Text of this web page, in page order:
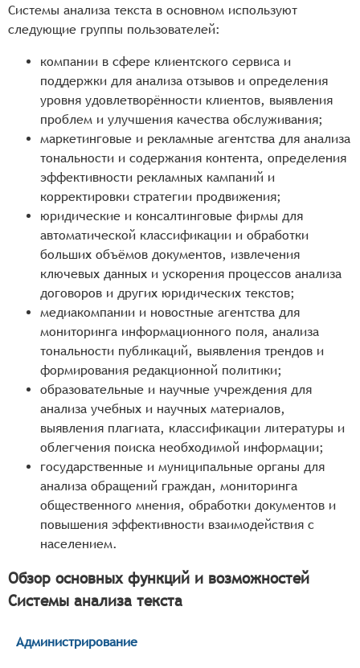
Системы анализа текста в основном используют
следующие группы пользователей:
компании в сфере клиентского сервиса и
поддержки для анализа отзывов и определения
уровня удовлетворённости клиентов, выявления
проблем и улучшения качества обслуживания;
маркетинговые и рекламные агентства для анализа
тональности и содержания контента, определения
эффективности рекламных кампаний и
корректировки стратегии продвижения;
юридические и консалтинговые фирмы для
автоматической классификации и обработки
больших объёмов документов, извлечения
ключевых данных и ускорения процессов анализа
договоров и других юридических текстов;
медиакомпании и новостные агентства для
мониторинга информационного поля, анализа
тональности публикаций, выявления трендов и
формирования редакционной политики;
образовательные и научные учреждения для
анализа учебных и научных материалов,
выявления плагиата, классификации литературы и
облегчения поиска необходимой информации;
государственные и муниципальные органы для
анализа обращений граждан, мониторинга
общественного мнения, обработки документов и
повышения эффективности взаимодействия с
населением.
Обзор основных функций и возможностей
Системы анализа текста
Администрирование